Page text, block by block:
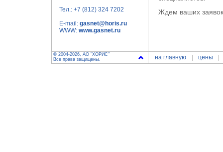
Ждем ваших
Тел.: +7 (812) 324 7202
E-mail: gasnet@horis.ru
WWW: www.gasnet.ru
© 2004-2026, АО "ХОРИС"
Все права защищены.
на главную цены